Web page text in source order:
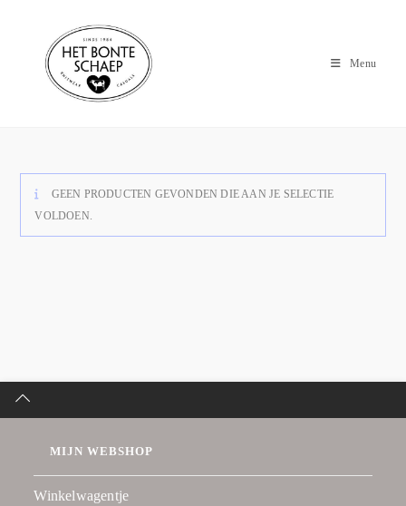
Menu
GEEN PRODUCTEN GEVONDEN DIE AAN JE SELECTIE
VOLDOEN.
MIJN WEBSHOP
Winkelwagentje